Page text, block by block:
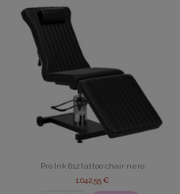
Pro Ink 612 tattoo chair nero
1.042,55 €